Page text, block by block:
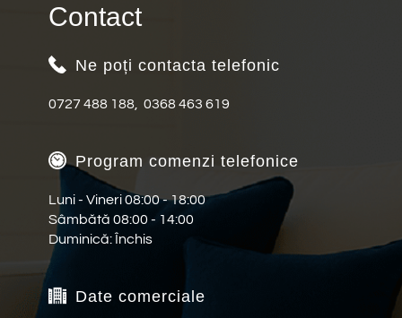
Mai multe
Contact
Ne poți contacta telefonic
0727 488 188, 0368 463 619
Program comenzi telefonice
Luni - Vineri 08:00 - 18:00
Sâmbătă 08:00 - 14:00
Duminică: Închis
Date comerciale